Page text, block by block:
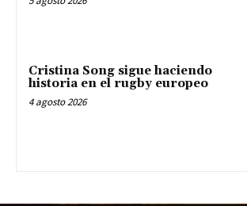
Cristina Song sigue haciendo
historia en el rugby europeo
4 agosto 2026